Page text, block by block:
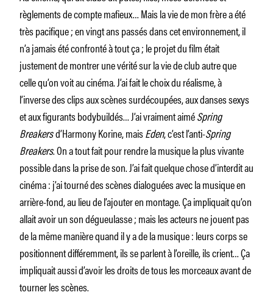
règlements de compte mafieux… Mais la vie de mon frère a été
très pacifique ; en vingt ans passés dans cet environnement, il
n’a jamais été confronté à tout ça ; le projet du film était
justement de montrer une vérité sur la vie de club autre que
celle qu’on voit au cinéma. J’ai fait le choix du réalisme, à
l’inverse des clips aux scènes surdécoupées, aux danses sexys
et aux figurants bodybuildés… J’ai vraiment aiméSpring
Breakersd’Harmony Korine, maisEden, c’est l’anti-Spring
Breakers. On a tout fait pour rendre la musique la plus vivante
possible dans la prise de son. J’ai fait quelque chose d’interdit au
cinéma : j’ai tourné des scènes dialoguées avec la musique en
arrière-fond, au lieu de l’ajouter en montage. Ça impliquait qu’on
allait avoir un son dégueulasse ; mais les acteurs ne jouent pas
de la même manière quand il y a de la musique : leurs corps se
positionnent différemment, ils se parlent à l’oreille, ils crient… Ça
impliquait aussi d’avoir les droits de tous les morceaux avant de
tourner les scènes.